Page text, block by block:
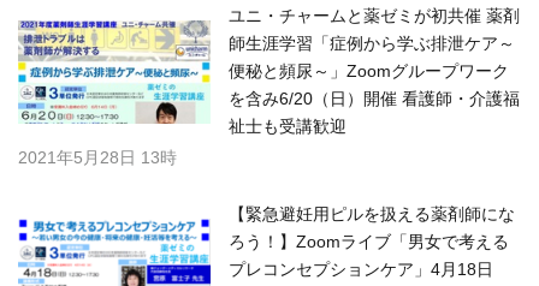
ユニ・チャームと薬ゼミが初共催 薬剤
師生涯学習「症例から学ぶ排泄ケア～
便秘と頻尿～」Zoomグループワーク
を含み6/20（日）開催 看護師・介護福
祉士も受講歓迎
2021年5月28日 13時
【緊急避妊用ピルを扱える薬剤師にな
ろう！】Zoomライブ「男女で考える
プレコンセプションケア」4月18日